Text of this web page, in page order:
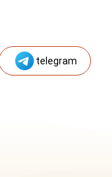
telegram